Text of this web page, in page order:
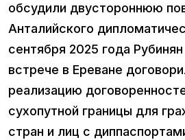
обсудили двустороннюю
Анталийского
сентября 2025 года
встрече в Ереване
реализацию
сухопутной границы для
стран и лиц с